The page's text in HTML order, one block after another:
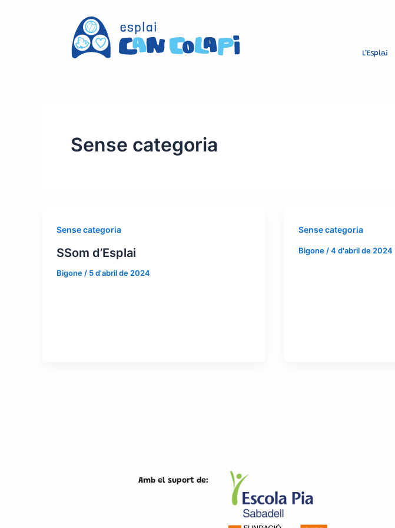
L’Esplai
Sense categoria
Sense categoria
SSom d’Esplai
Bigone / 5 d'abril de 2024
Sense categoria
Bigone /4 d'abril de 2024
Amb el suport de: